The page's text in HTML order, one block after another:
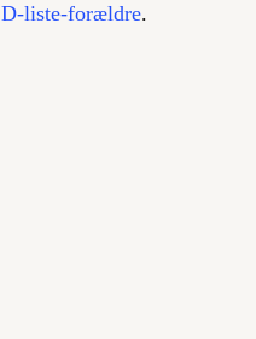
D-liste-forældre.